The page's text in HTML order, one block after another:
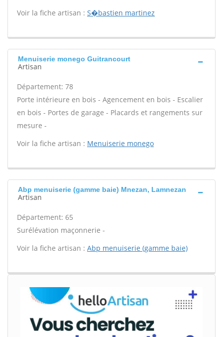
Voir la fiche artisan : S�bastien martinez
Menuiserie monego Guitrancourt
Artisan
Département: 78
Porte intérieure en bois - Agencement en bois - Escalier
en bois - Portes de garage - Placards et rangements sur
mesure -
Voir la fiche artisan : Menuiserie monego
Abp menuiserie (gamme baie) Mnezan, Lamnezan
Artisan
Département: 65
Surélévation maçonnerie -
Voir la fiche artisan : Abp menuiserie (gamme baie)